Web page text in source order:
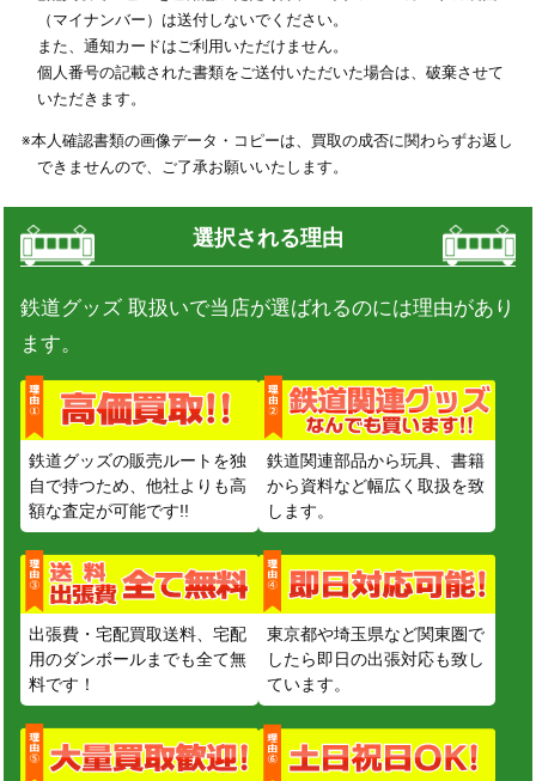
（マイナンバー）は送付しないでください。
また、通知カードはご利用いただけません。
個人番号の記載された書類をご送付いただいた場合は、破棄させて
いただきます。
※本人確認書類の画像データ・コピーは、買取の成否に関わらずお返し
できませんので、ご了承お願いいたします。
選択される理由
鉄道グッズ 取扱いで当店が選ばれるのには理由があり
ます。
鉄道グッズの販売ルートを独
自で持つため、他社よりも高
額な査定が可能です!!
鉄道関連部品から玩具、書籍
から資料など幅広く取扱を致
します。
出張費・宅配買取送料、宅配
用のダンボールまでも全て無
料です！
東京都や埼玉県など関東圏で
したら即日の出張対応も致し
ています。